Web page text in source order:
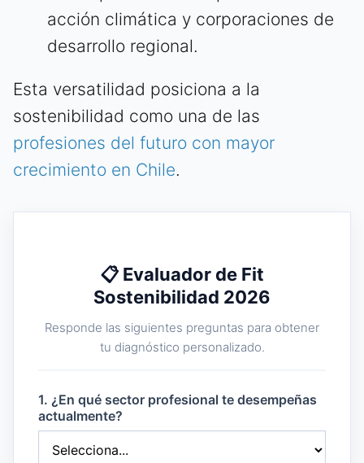
acción climática y corporaciones de
desarrollo regional.
Esta versatilidad posiciona a la
sostenibilidad como una de las
profesiones del futuro con mayor
crecimiento en Chile.
📋 Evaluador de Fit
Sostenibilidad 2026
Responde las siguientes preguntas para obtener
tu diagnóstico personalizado.
1. ¿En qué sector profesional te desempeñas
actualmente?